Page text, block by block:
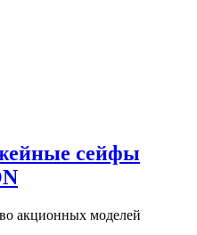
сейфы
акционных моделей